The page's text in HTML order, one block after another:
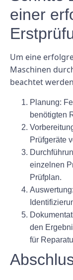
einer
Um eine
Maschinen
beachtet
Planung:
benötigten
Prüfgeräte
einzelnen
Prüfplan.
den
für